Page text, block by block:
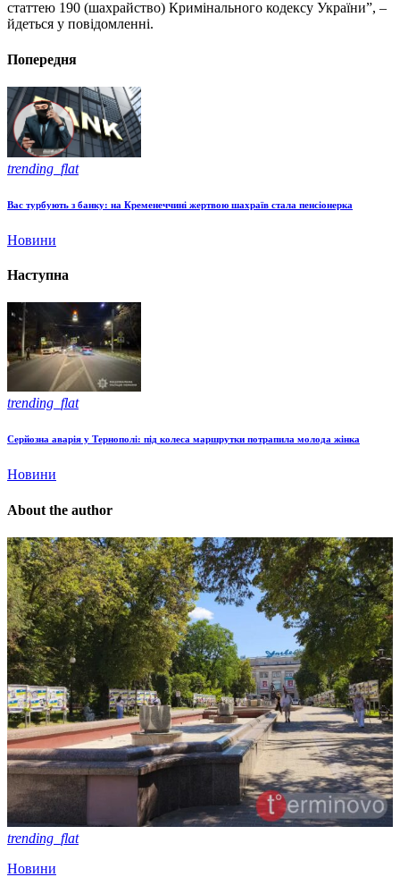
статтею 190 (шахрайство) Кримінального кодексу України”, –
йдеться у повідомленні.
Попередня
trending_flat
Вас турбують з банку: на Кременеччині жертвою шахраїв стала пенсіонерка
Новини
Наступна
trending_flat
Серйозна аварія у Тернополі: під колеса маршрутки потрапила молода жінка
Новини
About the author
trending_flat
Новини